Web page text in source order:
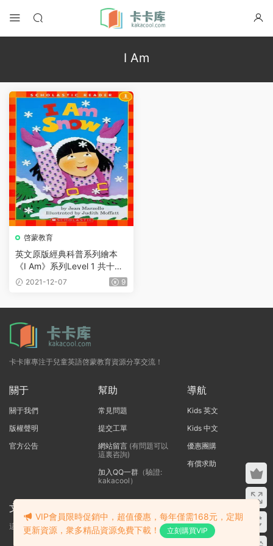
I Am
啓蒙教育
英文原版經典科普系列繪本
《I Am》系列Level 1 共十冊
PDF+MP3 有翻譯
2021-12-07 9
卡卡庫專注于兒童英語啓蒙教育資源分享交流！
關于
關于我們
版權聲明
官方公告
幫助
常見問題
提交工單
網站留言(有問題可以
這裏咨詢)
加入QQ一群（驗證:
kakacool）
導航
Kids 英文
Kids 中文
優惠團購
有償求助
文本标題
這裏輸入代碼
VIP會員限時促銷中，超值優惠，每年僅需168元，定期
更新資源，衆多精品資源免費下載！
立刻購買VIP